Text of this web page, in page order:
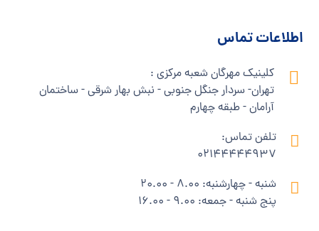
اطلاعات تماس
کلینیک مهرگان شعبه مرکزی :
تهران- سردار جنگل جنوبی - نبش بهار شرقی - ساختمان
آرامان - طبقه چهارم
تلفن تماس:
02144444937
شنبه - چهارشنبه: 8.00 - 20.00
پنج شنبه - جمعه: 9.00 - 16.00